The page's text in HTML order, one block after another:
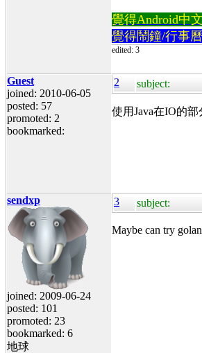
覺得Android中
覺得鬧鐘/行事
edited: 3
Guest
joined: 2010-06-05
posted: 57
promoted: 2
bookmarked:
2 subject:
使用Java在IO的
sendxp
joined: 2009-06-24
posted: 101
promoted: 23
bookmarked: 6
地球
3 subject:
Maybe can try